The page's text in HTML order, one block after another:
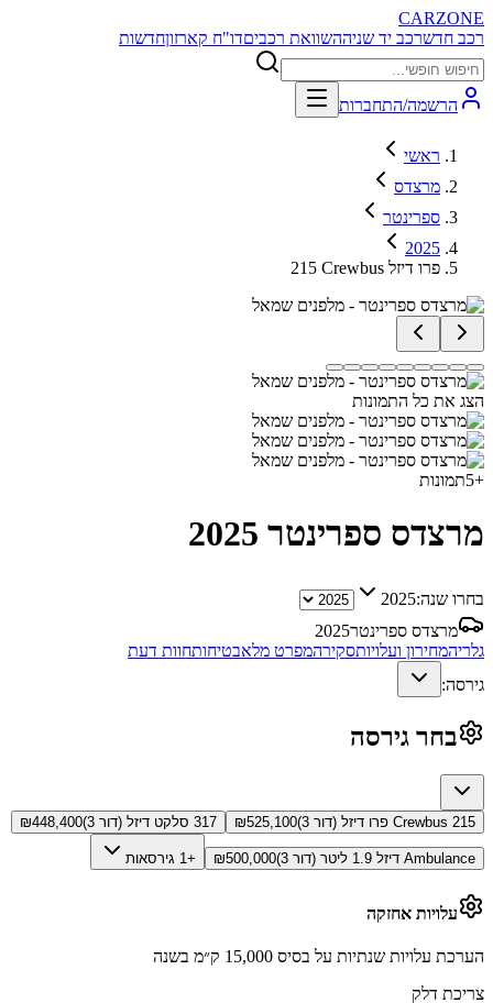
CARZONE
רכב חדשרכב יד שניההשוואת רכביםדו"ח קארזוןחדשות
הרשמה/התחברות
ראשי
מרצדס
ספרינטר
2025
215 Crewbus פרו דיזל
הצג את כל התמונות
+
5תמונות
מרצדס ספרינטר 2025
בחרו שנה:2025
מרצדס ספרינטר2025
גלריהמחירון ועלויותסקירהמפרט מלאבטיחותחוות דעת
גירסה:
בחר גירסה
215 Crewbus פרו דיזל (דור 3) ₪525,100 317 סלקט דיזל (דור 3) ₪448,400
Ambulance דיזל 1.9 ליטר (דור 3) ₪500,000 +1 גירסאות
עלויות אחזקה
הערכת עלויות שנתיות על בסיס 15,000 ק״מ בשנה
צריכת דלק